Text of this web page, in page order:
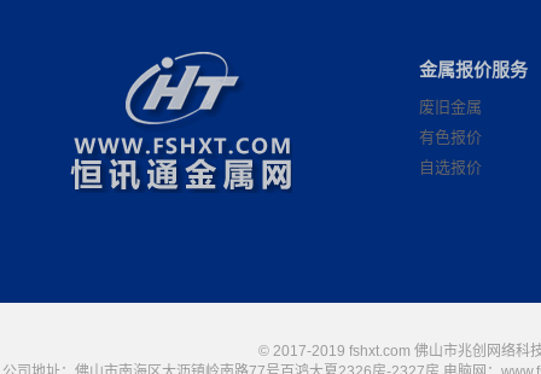
金属报价服务
废旧金属
有色报价
自选报价
© 2017-2019 fshxt.com 佛山市兆创网络科